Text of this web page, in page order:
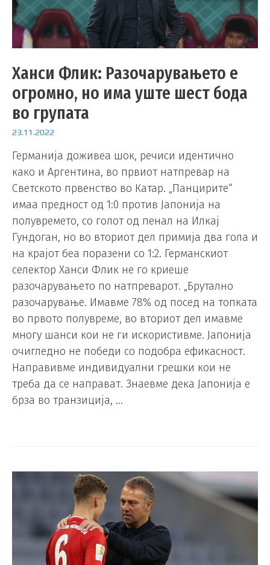
Ханси Флик: Разочарувањето е
огромно, но има уште шест бода
во групата
23.11.2022
Германија доживеа шок, речиси идентично
како и Аргентина, во првиот натпревар на
Светското првенство во Катар. „Панцирите“
имаа предност од 1:0 против Јапонија на
полувремето, со голот од пенал на Илкај
Гундоган, но во вториот дел примија два гола и
на крајот беа поразени со 1:2. Германскиот
селектор Ханси Флик не го криеше
разочарувањето по натпреварот. „Брутално
разочарување. Имавме 78% од посед на топката
во првото полувреме, во вториот дел имавме
многу шанси кои не ги искористивме. Јапонија
очигледно не победи со подобра ефикасност.
Направивме индивидуални грешки кои не
треба да се направат. Знаевме дека Јапонија е
брза во транзиција, …